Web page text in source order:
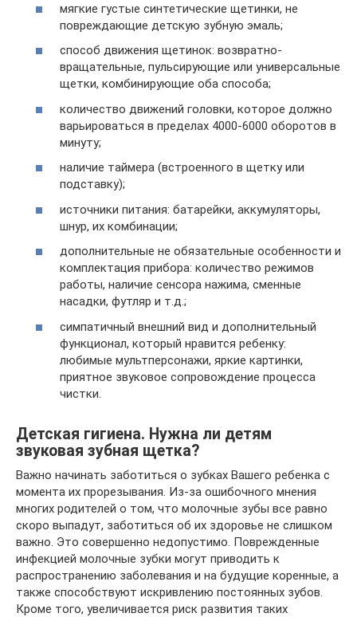
мягкие густые синтетические щетинки, не
повреждающие детскую зубную эмаль;
способ движения щетинок: возвратно-
вращательные, пульсирующие или универсальные
щетки, комбинирующие оба способа;
количество движений головки, которое должно
варьироваться в пределах 4000-6000 оборотов в
минуту;
наличие таймера (встроенного в щетку или
подставку);
источники питания: батарейки, аккумуляторы,
шнур, их комбинации;
дополнительные не обязательные особенности и
комплектация прибора: количество режимов
работы, наличие сенсора нажима, сменные
насадки, футляр и т.д.;
симпатичный внешний вид и дополнительный
функционал, который нравится ребенку:
любимые мультперсонажи, яркие картинки,
приятное звуковое сопровождение процесса
чистки.
Детская гигиена. Нужна ли детям
звуковая зубная щетка?
Важно начинать заботиться о зубках Вашего ребенка с
момента их прорезывания. Из-за ошибочного мнения
многих родителей о том, что молочные зубы все равно
скоро выпадут, заботиться об их здоровье не слишком
важно. Это совершенно недопустимо. Поврежденные
инфекцией молочные зубки могут приводить к
распространению заболевания и на будущие коренные, а
также способствуют искривлению постоянных зубов.
Кроме того, увеличивается риск развития таких